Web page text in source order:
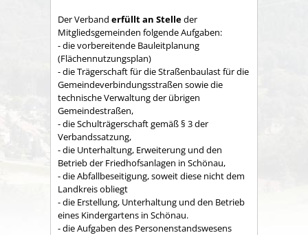
Der Verband erfüllt an Stelleder
Mitgliedsgemeinden folgende Aufgaben:
- die vorbereitende Bauleitplanung
(Flächennutzungsplan)
- die Trägerschaft für die Straßenbaulast für die
Gemeindeverbindungsstraßen sowie die
technische Verwaltung der übrigen
Gemeindestraßen,
- die Schulträgerschaft gemäß § 3 der
Verbandssatzung,
- die Unterhaltung, Erweiterung und den
Betrieb der Friedhofsanlagen in Schönau,
- die Abfallbeseitigung, soweit diese nicht dem
Land­kreis obliegt
- die Erstellung, Unterhaltung und den Betrieb
eines Kindergartens in Schönau.
- die Aufgaben des Personenstandswesens